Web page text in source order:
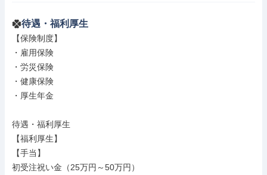
待遇・福利厚生
【保険制度】
・雇用保険
・労災保険
・健康保険
・厚生年金
待遇・福利厚生
【福利厚生】
【手当】
初受注祝い金（25万円～50万円）